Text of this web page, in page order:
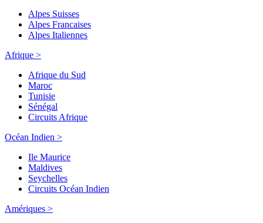
Alpes Suisses
Alpes Francaises
Alpes Italiennes
Afrique >
Afrique du Sud
Maroc
Tunisie
Sénégal
Circuits Afrique
Océan Indien >
Ile Maurice
Maldives
Seychelles
Circuits Océan Indien
Amériques >